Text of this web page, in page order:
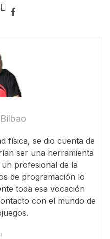
física, se dio cuenta de
ser una herramienta
profesional de la
de programación lo
toda esa vocación
con el mundo de